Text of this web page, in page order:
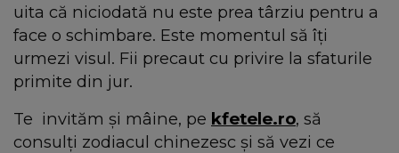
uita că niciodată nu este prea târziu pentru a
face o schimbare. Este momentul să îți
urmezi visul. Fii precaut cu privire la sfaturile
primite din jur.
Te invităm şi mâine, pe kfetele.ro, să
consulţi zodiacul chinezesc şi să vezi ce